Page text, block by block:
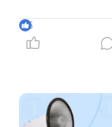
ветеранів з
документів
5